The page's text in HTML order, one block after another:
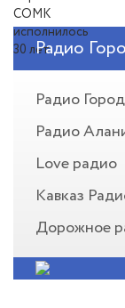
Радио
Радио Город
Радио
Love радио
Кавказ
Дорожное